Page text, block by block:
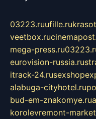
03223.ruufille.ru
veetbox.ru
mega-press.ru
eurovision-russia.ru
itrack-24.ru
alabuga-cityhotel.ru
bud-em-znakomye.ru
korolevremont-